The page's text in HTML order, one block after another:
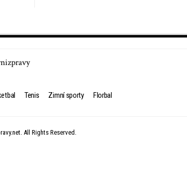
Tenis Zimní sporty Florbal
All Rights Reserved.